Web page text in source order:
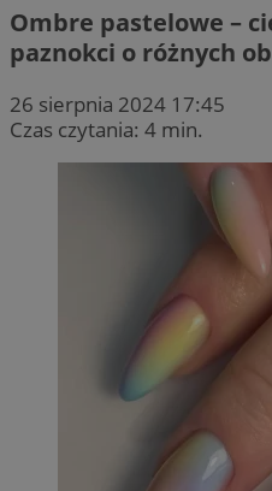
Ombre pastelowe –
paznokci o różnych
26 sierpnia 2024 17:45
Czas czytania: 4 min.